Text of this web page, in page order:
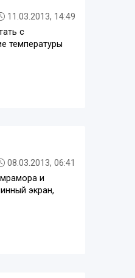
11.03.2013, 14:49
с
температуры
08.03.2013, 06:41
и
экран,